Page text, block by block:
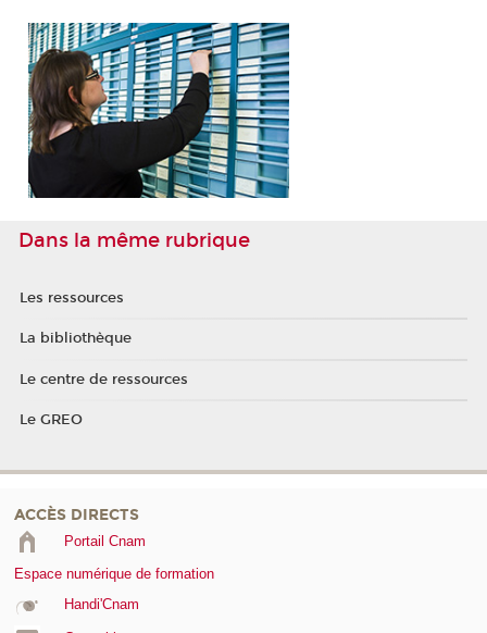
Dans la même rubrique
Les ressources
La bibliothèque
Le centre de ressources
Le GREO
ACCÈS DIRECTS
Portail Cnam
Espace numérique de formation
Handi'Cnam